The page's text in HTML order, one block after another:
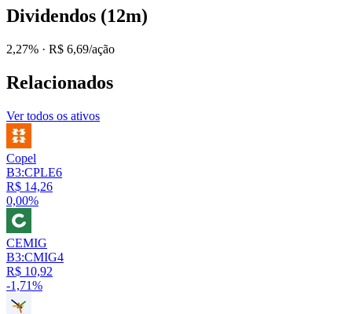
Dividendos (12m)
2,27% · R$ 6,69/ação
Relacionados
Ver todos os ativos
Copel
B3:CPLE6
R$ 14,26
0,00%
CEMIG
B3:CMIG4
R$ 10,92
-1,71%